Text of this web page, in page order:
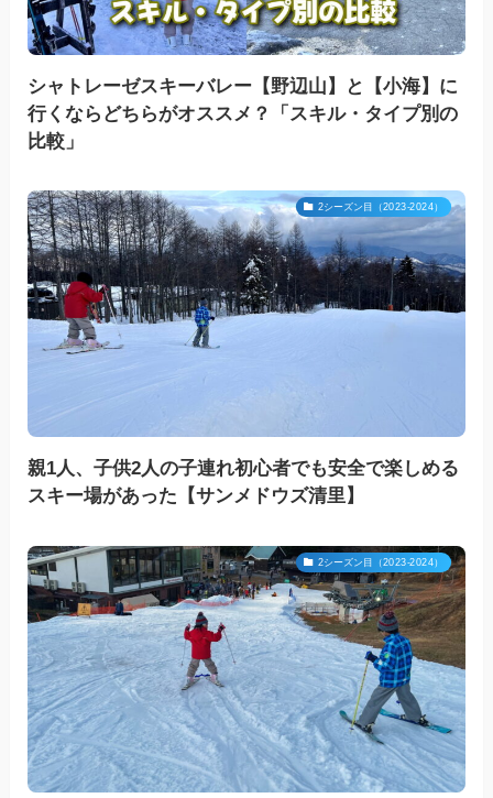
シャトレーゼスキーバレー【野辺山】と【小海】に
行くならどちらがオススメ？「スキル・タイプ別の
比較」
2シーズン目（2023-2024）
親1人、子供2人の子連れ初心者でも安全で楽しめる
スキー場があった【サンメドウズ清里】
2シーズン目（2023-2024）